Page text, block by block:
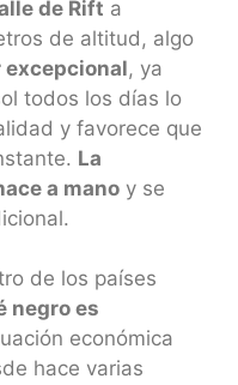
de Rift a
de altitud, algo
, ya
todos los días lo
y favorece que
La
a mano y se
de los países
negro es
económica
hace varias